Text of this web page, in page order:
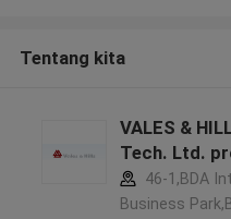
Tentang kita
VALES &
Tech. Ltd.
46-1,BDA
Business